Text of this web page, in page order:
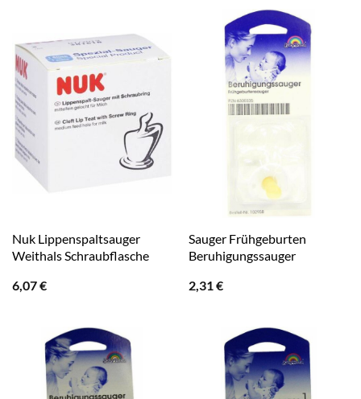
Nuk Lippenspaltsauger
Weithals Schraubflasche
6,07€
Sauger Frühgeburten
Beruhigungssauger
2,31€